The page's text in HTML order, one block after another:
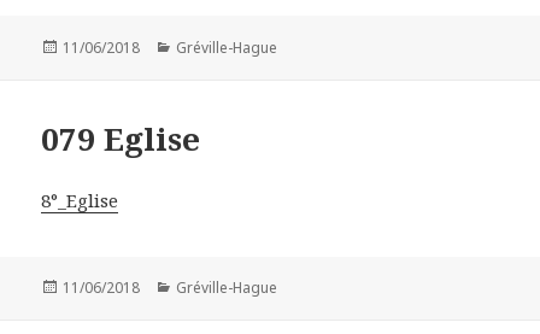
Publié
11/06/2018 Catégories
Gréville-Hague
079 Eglise
8°_Eglise
Publié
11/06/2018 Catégories
Gréville-Hague